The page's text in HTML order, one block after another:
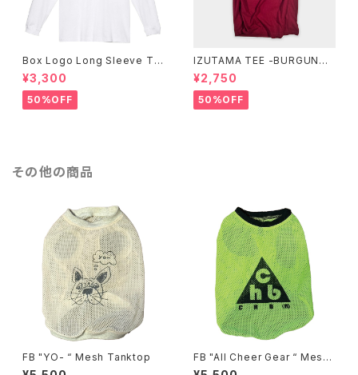
Box Logo Long Sleeve Te
e -White-
¥3,300
50%OFF
IZUTAMA TEE -BURGUNDY
-
¥2,750
50%OFF
その他の商品
FB "YO- “ Mesh Tanktop
FB "All Cheer Gear “ Mesh
Tanktop